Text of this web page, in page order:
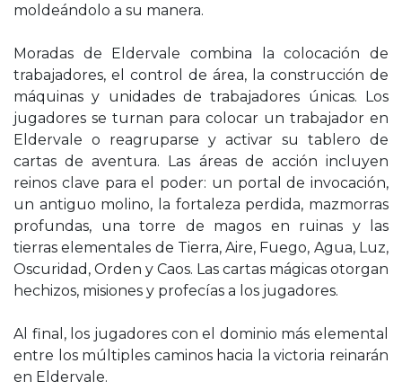
moldeándolo a su manera.
Moradas de Eldervale combina la colocación de
trabajadores, el control de área, la construcción de
máquinas y unidades de trabajadores únicas. Los
jugadores se turnan para colocar un trabajador en
Eldervale o reagruparse y activar su tablero de
cartas de aventura. Las áreas de acción incluyen
reinos clave para el poder: un portal de invocación,
un antiguo molino, la fortaleza perdida, mazmorras
profundas, una torre de magos en ruinas y las
tierras elementales de Tierra, Aire, Fuego, Agua, Luz,
Oscuridad, Orden y Caos. Las cartas mágicas otorgan
hechizos, misiones y profecías a los jugadores.
Al final, los jugadores con el dominio más elemental
entre los múltiples caminos hacia la victoria reinarán
en Eldervale.